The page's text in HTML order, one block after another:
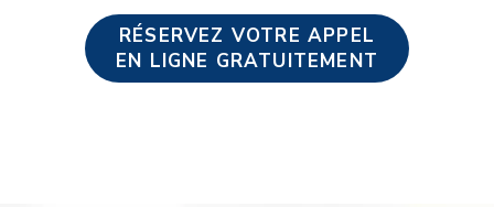
RÉSERVEZ VOTRE APPEL
EN LIGNE GRATUITEMENT